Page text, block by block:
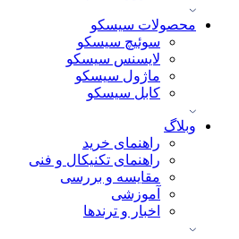
محصولات سیسکو
سوئیچ سیسکو
لایسنس سیسکو
ماژول سیسکو
کابل سیسکو
وبلاگ
راهنمای خرید
راهنمای تکنیکال و فنی
مقایسه و بررسی
آموزشی
اخبار و ترندها